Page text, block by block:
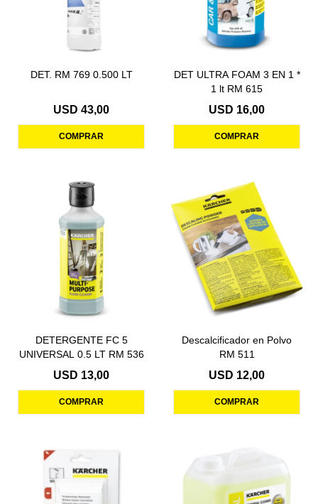
DET. RM 769 0.500 LT
USD 43,00
DET ULTRA FOAM 3 EN 1 *
1 lt RM 615
USD 16,00
DETERGENTE FC 5
UNIVERSAL 0.5 LT RM 536
USD 13,00
Descalcificador en Polvo
RM 511
USD 12,00